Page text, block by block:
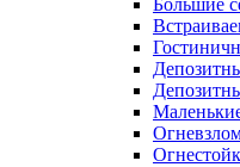
Большие